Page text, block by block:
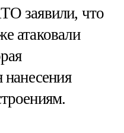
заявили, что
атаковали
нанесения